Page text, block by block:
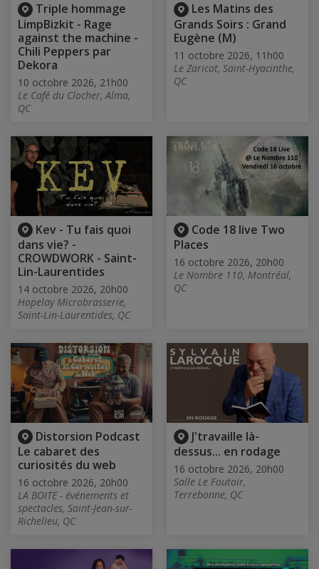
Triple hommage
LimpBizkit - Rage
against the machine -
Chili Peppers par
Dekora
10 octobre 2026, 21h00
Le Café du Clocher, Alma,
QC
Les Matins des
Grands Soirs : Grand
Eugène (M)
11 octobre 2026, 11h00
Le Zaricot, Saint-Hyacinthe,
QC
Kev - Tu fais quoi
dans vie? -
CROWDWORK - Saint-
Lin-Laurentides
14 octobre 2026, 20h00
Hopelay Microbrasserie,
Saint-Lin-Laurentides, QC
Code 18 live Two
Places
16 octobre 2026, 20h00
Le Nombre 110, Montréal,
QC
Distorsion Podcast
Le cabaret des
curiosités du web
16 octobre 2026, 20h00
LA BOITE - événements et
spectacles, Saint-Jean-sur-
Richelieu, QC
J'travaille là-
dessus... en rodage
16 octobre 2026, 20h00
Salle Le Foutoir,
Terrebonne, QC